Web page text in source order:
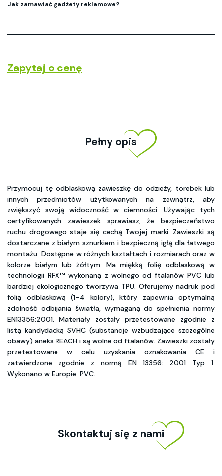
Jak zamawiać gadżety reklamowe?
Zapytaj o cenę
Pełny opis
Przymocuj tę odblaskową zawieszkę do odzieży, torebek lub
innych przedmiotów użytkowanych na zewnątrz, aby
zwiększyć swoją widoczność w ciemności. Używając tych
certyfikowanych zawieszek sprawiasz, że bezpieczeństwo
ruchu drogowego staje się cechą Twojej marki. Zawieszki są
dostarczane z białym sznurkiem i bezpieczną igłą dla łatwego
montażu. Dostępne w różnych kształtach i rozmiarach oraz w
kolorze białym lub żółtym. Ma miękką folię odblaskową w
technologii RFX™ wykonaną z wolnego od ftalanów PVC lub
bardziej ekologicznego tworzywa TPU. Oferujemy nadruk pod
folią odblaskową (1–4 kolory), który zapewnia optymalną
zdolność odbijania światła, wymaganą do spełnienia normy
EN13356:2001. Materiały zostały przetestowane zgodnie z
listą kandydacką SVHC (substancje wzbudzające szczególne
obawy) aneks REACH i są wolne od ftalanów. Zawieszki zostały
przetestowane w celu uzyskania oznakowania CE i
zatwierdzone zgodnie z normą EN 13356: 2001 Typ 1.
Wykonano w Europie. PVC.
Skontaktuj się z nami